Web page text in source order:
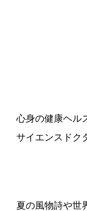
心身の健康ヘル
サイエンスドク
夏の風物詩や世